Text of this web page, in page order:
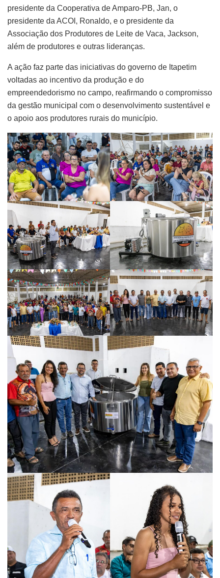
presidente da Cooperativa de Amparo-PB, Jan, o
presidente da ACOI, Ronaldo, e o presidente da
Associação dos Produtores de Leite de Vaca, Jackson,
além de produtores e outras lideranças.
A ação faz parte das iniciativas do governo de Itapetim
voltadas ao incentivo da produção e do
empreendedorismo no campo, reafirmando o compromisso
da gestão municipal com o desenvolvimento sustentável e
o apoio aos produtores rurais do município.